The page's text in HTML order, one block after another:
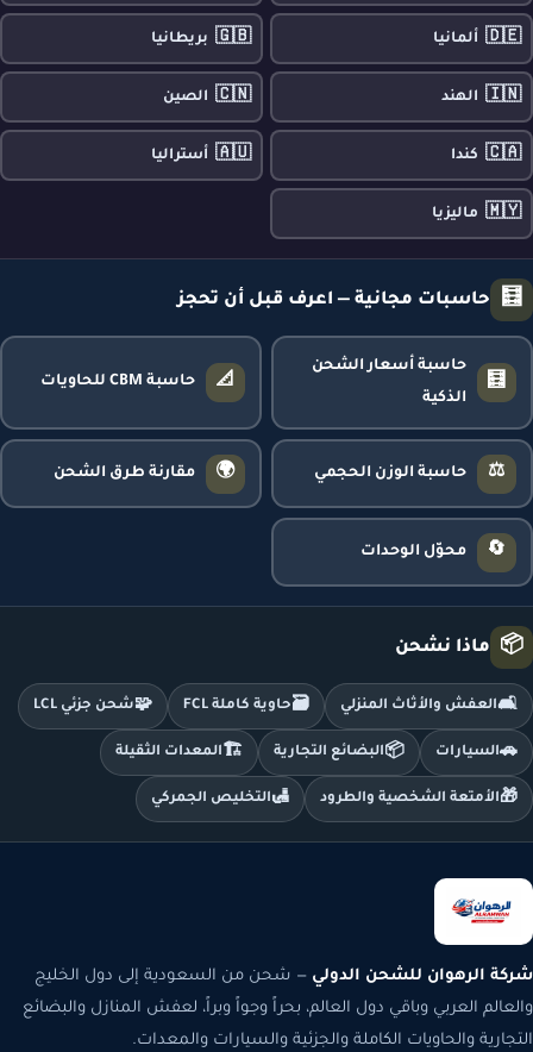
🇩🇪 ألمانيا 🇬🇧 بريطانيا
🇮🇳 الهند 🇨🇳 الصين
🇨🇦 كندا 🇦🇺 أستراليا
🇲🇾 ماليزيا
🧮 حاسبات مجانية — اعرف قبل أن تحجز
🧮
حاسبة أسعار الشحن
الذكية
📐 حاسبة CBM للحاويات
⚖️ حاسبة الوزن الحجمي 🌍 مقارنة طرق الشحن
🔄 محوّل الوحدات
📦 ماذا نشحن
🛋️العفش والأثاث المنزلي 🗃️حاوية كاملة FCL 🧩شحن جزئي LCL
🚗السيارات 📦البضائع التجارية 🏗️ المعدات الثقيلة
🎁الأمتعة الشخصية والطرود 🛃التخليص الجمركي
شركة الرهوان للشحن الدولي — شحن من السعودية إلى دول الخليج
والعالم العربي وباقي دول العالم، بحراً وجواً وبراً، لعفش المنازل والبضائع
التجارية والحاويات الكاملة والجزئية والسيارات والمعدات.